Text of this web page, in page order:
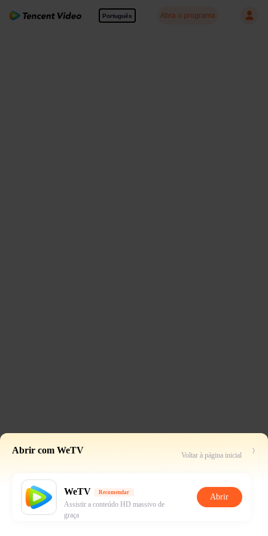
Português Abra o programa
Abrir com WeTV Voltar à página inicial
WeTV Recomendar
Assistir a conteúdo HD massivo de
graça
Abrir